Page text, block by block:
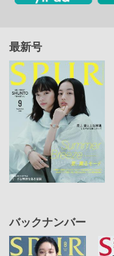
最新号
バックナンバー